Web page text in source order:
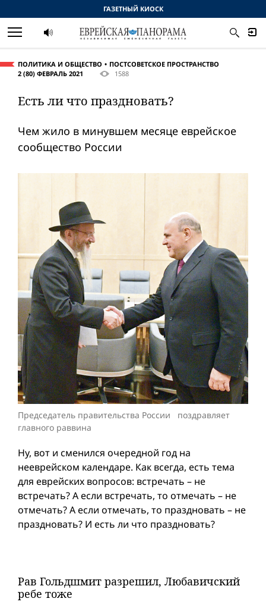
ПОЛИТИКА И ОБЩЕСТВО
ПОСТСОВЕТСКОЕ ПРОСТРАНСТВО
2 (80) ФЕВРАЛЬ 2021
1588
Есть ли что праздновать?
Чем жило в минувшем месяце еврейское
сообщество России
Председатель правительства России поздравляет
главного раввина
Ну, вот и сменился очередной год на
нееврейском календаре. Как всегда, есть тема
для еврейских вопросов: встречать – не
встречать? А если встречать, то отмечать – не
отмечать? А если отмечать, то праздновать – не
праздновать? И есть ли что праздновать?
Рав Гольдшмит разрешил, Любавичский
ребе тоже
ГАЗЕТНЫЙ КИОСК